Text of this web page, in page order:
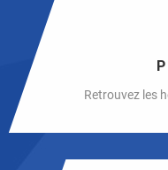
Retrouvez les